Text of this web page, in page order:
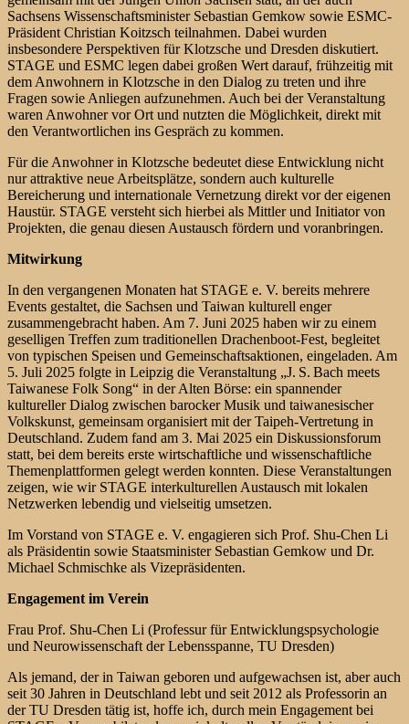
Sachsens Wissenschaftsminister Sebastian Gemkow sowie ESMC-
Präsident Christian Koitzsch teilnahmen. Dabei wurden
insbesondere Perspektiven für Klotzsche und Dresden diskutiert.
STAGE und ESMC legen dabei großen Wert darauf, frühzeitig mit
dem Anwohnern in Klotzsche in den Dialog zu treten und ihre
Fragen sowie Anliegen aufzunehmen. Auch bei der Veranstaltung
waren Anwohner vor Ort und nutzten die Möglichkeit, direkt mit
den Verantwortlichen ins Gespräch zu kommen.
Für die Anwohner in Klotzsche bedeutet diese Entwicklung nicht
nur attraktive neue Arbeitsplätze, sondern auch kulturelle
Bereicherung und internationale Vernetzung direkt vor der eigenen
Haustür. STAGE versteht sich hierbei als Mittler und Initiator von
Projekten, die genau diesen Austausch fördern und voranbringen.
Mitwirkung
In den vergangenen Monaten hat STAGE e. V. bereits mehrere
Events gestaltet, die Sachsen und Taiwan kulturell enger
zusammengebracht haben. Am 7. Juni 2025 haben wir zu einem
geselligen Treffen zum traditionellen Drachenboot-Fest, begleitet
von typischen Speisen und Gemeinschaftsaktionen, eingeladen. Am
5. Juli 2025 folgte in Leipzig die Veranstaltung „J. S. Bach meets
Taiwanese Folk Song“ in der Alten Börse: ein spannender
kultureller Dialog zwischen barocker Musik und taiwanesischer
Volkskunst, gemeinsam organisiert mit der Taipeh-Vertretung in
Deutschland. Zudem fand am 3. Mai 2025 ein Diskussionsforum
statt, bei dem bereits erste wirtschaftliche und wissenschaftliche
Themenplattformen gelegt werden konnten. Diese Veranstaltungen
zeigen, wie wir STAGE interkulturellen Austausch mit lokalen
Netzwerken lebendig und vielseitig umsetzen.
Im Vorstand von STAGE e. V. engagieren sich Prof. Shu-Chen Li
als Präsidentin sowie Staatsminister Sebastian Gemkow und Dr.
Michael Schmischke als Vizepräsidenten.
Engagement im Verein
Frau Prof. Shu-Chen Li (Professur für Entwicklungspsychologie
und Neurowissenschaft der Lebensspanne, TU Dresden)
Als jemand, der in Taiwan geboren und aufgewachsen ist, aber auch
seit 30 Jahren in Deutschland lebt und seit 2012 als Professorin an
der TU Dresden tätig ist, hoffe ich, durch mein Engagement bei